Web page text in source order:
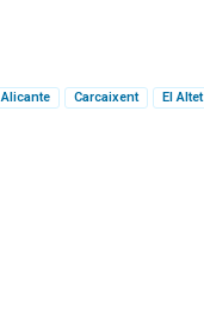
Alicante Carcaixent El Altet